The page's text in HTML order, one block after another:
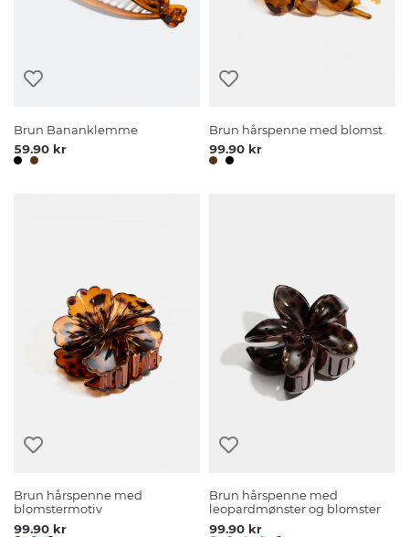
Brun Bananklemme
59.90 kr
Brun hårspenne med blomst
99.90 kr
Brun hårspenne med
blomstermotiv
99.90 kr
Brun hårspenne med
leopardmønster og blomster
99.90 kr